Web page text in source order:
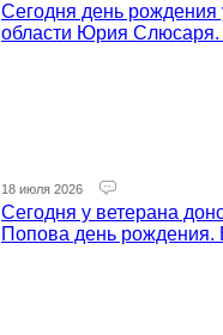
Сегодня день рождения
области Юрия Слюсаря.
18 июля 2026
Сегодня у ветерана
Попова день рождения.